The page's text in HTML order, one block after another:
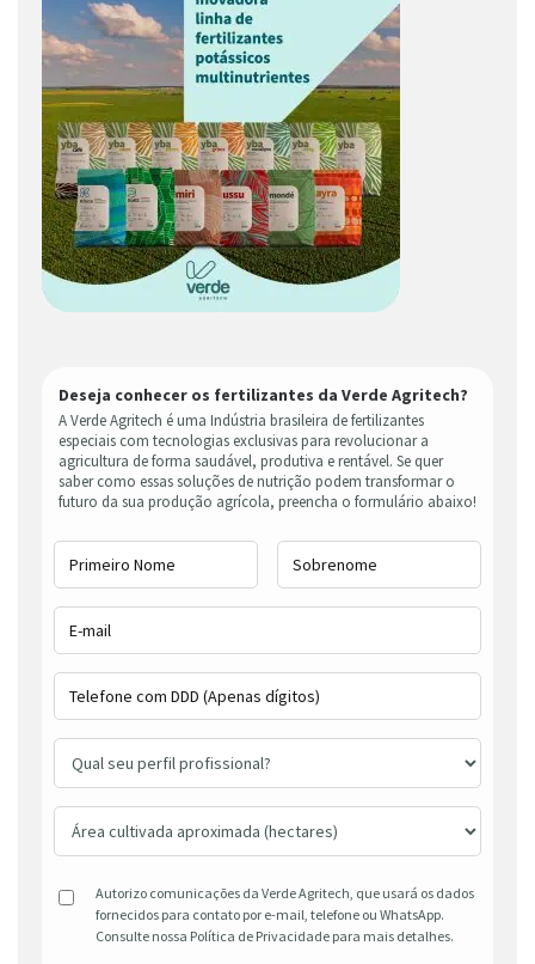
Deseja conhecer os fertilizantes da Verde Agritech?
A Verde Agritech é uma Indústria brasileira de fertilizantes
especiais com tecnologias exclusivas para revolucionar a
agricultura de forma saudável, produtiva e rentável. Se quer
saber como essas soluções de nutrição podem transformar o
futuro da sua produção agrícola, preencha o formulário abaixo!
Autorizo comunicações da Verde Agritech, que usará os dados
fornecidos para contato por e-mail, telefone ou WhatsApp.
Consulte nossa Política de Privacidade para mais detalhes.